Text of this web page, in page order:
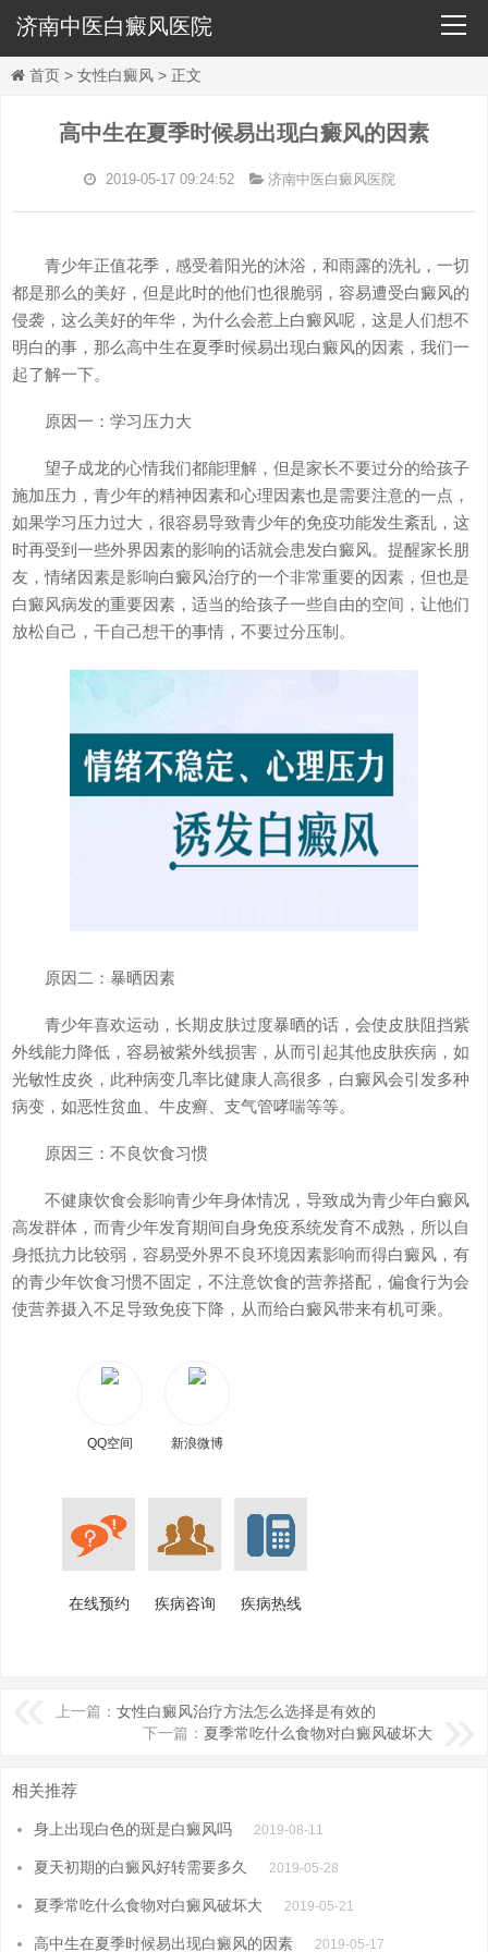
导
济南中医白癜风医院
首页
医院概况
医师团队
祛白疗法
医院动态
来院路线
其他白癜风
首页 > 女性白癜风 > 正文
高中生在夏季时候易出现白癜风的因素
2019-05-17 09:24:52 济南中医白癜风医院
青少年正值花季，感受着阳光的沐浴，和雨露的洗礼，一切
都是那么的美好，但是此时的他们也很脆弱，容易遭受白癜风的
侵袭，这么美好的年华，为什么会惹上白癜风呢，这是人们想不
明白的事，那么高中生在夏季时候易出现白癜风的因素，我们一
起了解一下。
原因一：学习压力大
望子成龙的心情我们都能理解，但是家长不要过分的给孩子
施加压力，青少年的精神因素和心理因素也是需要注意的一点，
如果学习压力过大，很容易导致青少年的免疫功能发生紊乱，这
时再受到一些外界因素的影响的话就会患发白癜风。提醒家长朋
友，情绪因素是影响白癜风治疗的一个非常重要的因素，但也是
白癜风病发的重要因素，适当的给孩子一些自由的空间，让他们
放松自己，干自己想干的事情，不要过分压制。
原因二：暴晒因素
青少年喜欢运动，长期皮肤过度暴晒的话，会使皮肤阻挡紫
外线能力降低，容易被紫外线损害，从而引起其他皮肤疾病，如
光敏性皮炎，此种病变几率比健康人高很多，白癜风会引发多种
病变，如恶性贫血、牛皮癣、支气管哮喘等等。
原因三：不良饮食习惯
不健康饮食会影响青少年身体情况，导致成为青少年白癜风
高发群体，而青少年发育期间自身免疫系统发育不成熟，所以自
身抵抗力比较弱，容易受外界不良环境因素影响而得白癜风，有
的青少年饮食习惯不固定，不注意饮食的营养搭配，偏食行为会
使营养摄入不足导致免疫下降，从而给白癜风带来有机可乘。
QQ空间 新浪微博
在线预约 疾病咨询 疾病热线
上一篇： 女性白癜风治疗方法怎么选择是有效的
下一篇： 夏季常吃什么食物对白癜风破坏大
相关推荐
身上出现白色的斑是白癜风吗 2019-08-11
夏天初期的白癜风好转需要多久 2019-05-28
夏季常吃什么食物对白癜风破坏大 2019-05-21
高中生在夏季时候易出现白癜风的因素 2019-05-17